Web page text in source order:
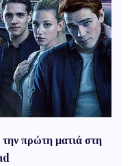
πρώτη ματιά στη